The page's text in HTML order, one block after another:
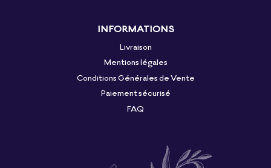
INFORMATIONS
Livraison
Mentions légales
Conditions Générales de Vente
Paiement sécurisé
FAQ